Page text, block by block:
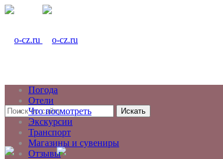
Искать
Погода
Отели
Что посмотреть
Экскурсии
Транспорт
Магазины и сувениры
Отзывы